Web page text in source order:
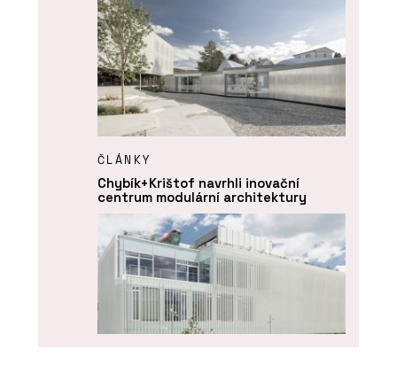
ČLÁNKY
Chybík+Krištof navrhli inovační
centrum modulární architektury